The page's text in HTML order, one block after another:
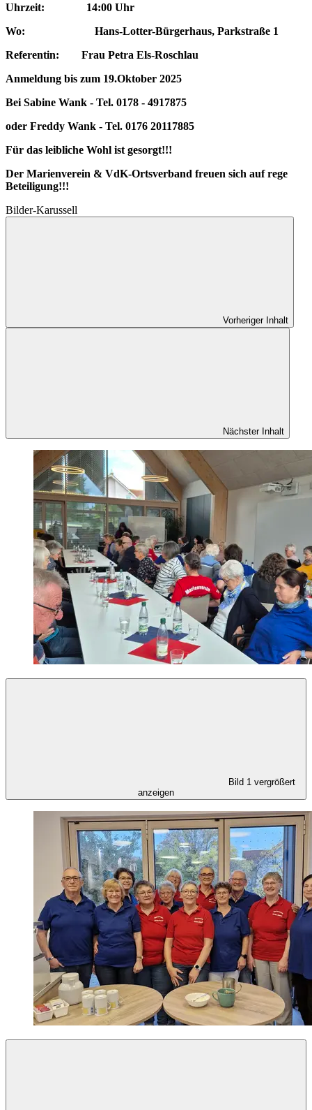
Uhrzeit: 14:00 Uhr
Wo: Hans-Lotter-Bürgerhaus, Parkstraße 1
Referentin: Frau Petra Els-Roschlau
Anmeldung bis zum 19.Oktober 2025
Bei Sabine Wank - Tel. 0178 - 4917875
oder Freddy Wank - Tel. 0176 20117885
Für das leibliche Wohl ist gesorgt!!!
Der Marienverein & VdK-Ortsverband freuen sich auf rege
Beteiligung!!!
Bilder-Karussell
Vorheriger Inhalt
Nächster Inhalt
Bild 1 vergrößert
anzeigen